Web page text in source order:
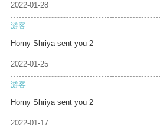
2022-01-28
游客
Horny Shriya sent you 2
2022-01-25
游客
Horny Shriya sent you 2
2022-01-17